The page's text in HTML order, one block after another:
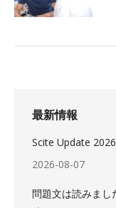
最新情報
Scite Update
2026-08-07
問題文は読みま